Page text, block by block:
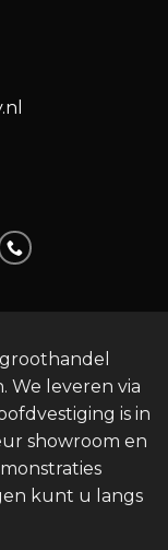
We leveren via
is in
showroom en
kunt u langs